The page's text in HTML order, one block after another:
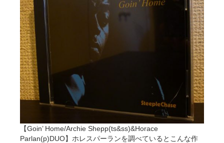
【Goin’ Home/Archie Shepp(ts&ss)&Horace
Parlan(p)DUO】ホレスパーランを調べているとこんな作